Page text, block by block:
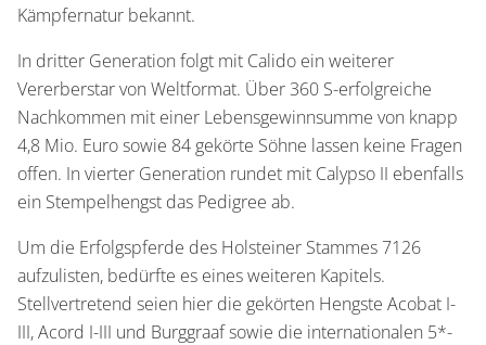
Kämpfernatur bekannt.
In dritter Generation folgt mit Calido ein weiterer
Vererberstar von Weltformat. Über 360 S-erfolgreiche
Nachkommen mit einer Lebensgewinnsumme von knapp
4,8 Mio. Euro sowie 84 gekörte Söhne lassen keine Fragen
offen. In vierter Generation rundet mit Calypso II ebenfalls
ein Stempelhengst das Pedigree ab.
Um die Erfolgspferde des Holsteiner Stammes 7126
aufzulisten, bedürfte es eines weiteren Kapitels.
Stellvertretend seien hier die gekörten Hengste Acobat I-
III, Acord I-III und Burggraaf sowie die internationalen 5*-